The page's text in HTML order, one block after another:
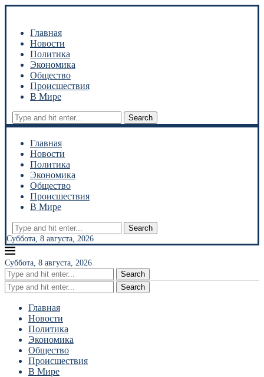
Главная
Новости
Политика
Экономика
Общество
Происшествия
В Мире
Search
Главная
Новости
Политика
Экономика
Общество
Происшествия
В Мире
Search
Суббота, 8 августа, 2026
Суббота, 8 августа, 2026
Search
Search
Главная
Новости
Политика
Экономика
Общество
Происшествия
В Мире